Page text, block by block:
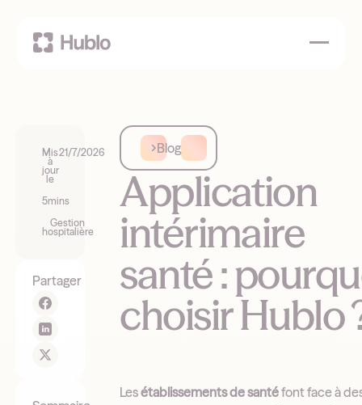
Mis
à
jour
le
21/7/2026
5mins
Gestion
hospitalière
Partager
Blog
Application
intérimaire
santé :
choisir Hublo
Lesétablissements de santéfont face à